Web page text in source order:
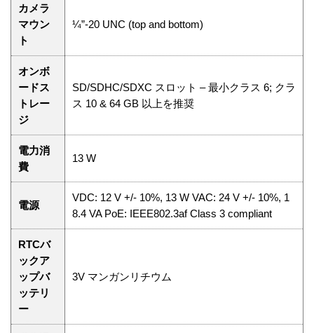
カメラ
マウン
ト
¼”-20 UNC (top and bottom)
オンボ
ードス
トレー
ジ
SD/SDHC/SDXC スロット – 最小クラス 6; クラ
ス 10 & 64 GB 以上を推奨
電力消
費
13 W
電源
VDC: 12 V +/- 10%, 13 W VAC: 24 V +/- 10%, 1
8.4 VA PoE: IEEE802.3af Class 3 compliant
RTCバ
ックア
ップバ
ッテリ
ー
3V マンガンリチウム